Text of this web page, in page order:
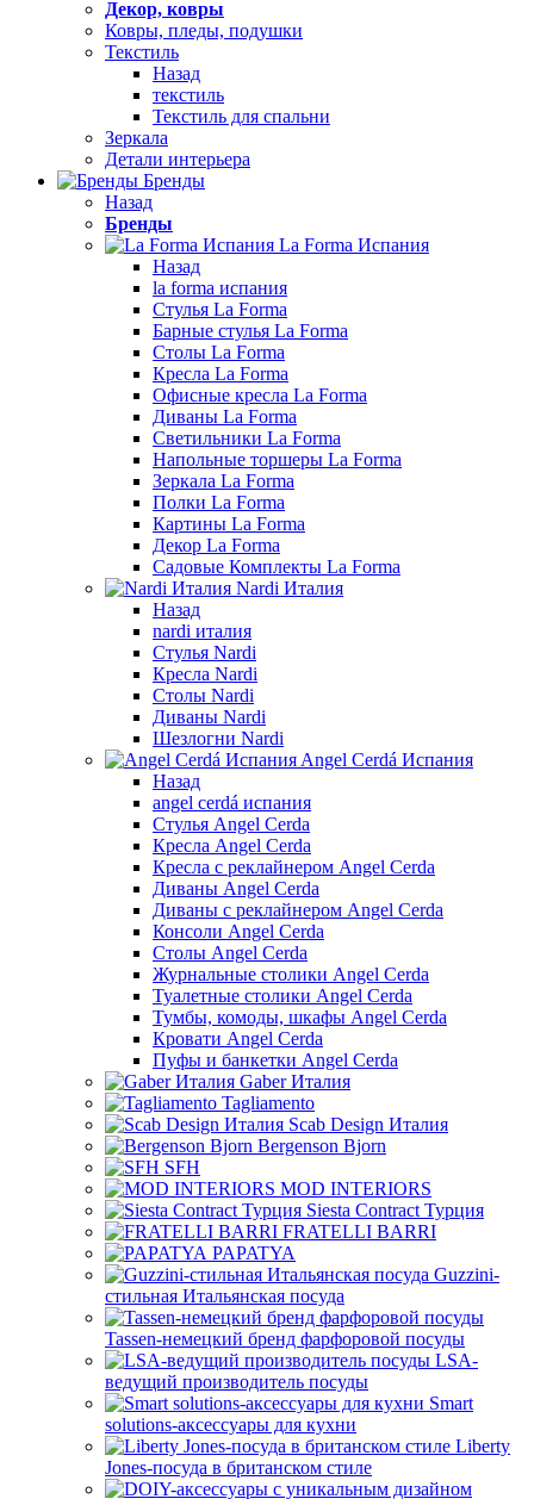
Декор, ковры
Ковры, пледы, подушки
Текстиль
Назад
текстиль
Текстиль для спальни
Зеркала
Детали интерьера
Бренды
Назад
Бренды
La Forma Испания
Назад
la forma испания
Стулья La Forma
Барные стулья La Forma
Столы La Forma
Кресла La Forma
Офисные кресла La Forma
Диваны La Forma
Светильники La Forma
Напольные торшеры La Forma
Зеркала La Forma
Полки La Forma
Картины La Forma
Декор La Forma
Садовые Комплекты La Forma
Nardi Италия
Назад
nardi италия
Стулья Nardi
Кресла Nardi
Столы Nardi
Диваны Nardi
Шезлогни Nardi
Angel Cerdá Испания
Назад
angel cerdá испания
Стулья Angel Cerda
Кресла Angel Cerda
Кресла с реклайнером Angel Cerda
Диваны Angel Cerda
Диваны с реклайнером Angel Cerda
Консоли Angel Cerda
Столы Angel Cerda
Журнальные столики Angel Cerda
Туалетные столики Angel Cerda
Тумбы, комоды, шкафы Angel Cerda
Кровати Angel Cerda
Пуфы и банкетки Angel Cerda
Gaber Италия
Tagliamento
Scab Design Италия
Bergenson Bjorn
SFH
MOD INTERIORS
Siesta Contract Турция
FRATELLI BARRI
PAPATYA
Guzzini-
стильная Итальянская посуда
Tassen-немецкий бренд фарфоровой посуды
LSA-
ведущий производитель посуды
Smart
solutions-аксессуары для кухни
Liberty
Jones-посуда в британском стиле